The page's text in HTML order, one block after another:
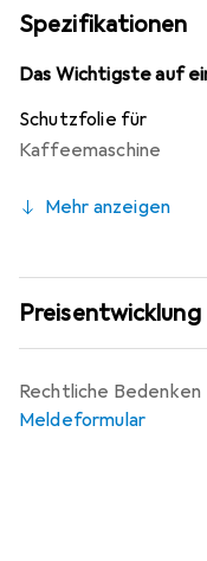
Auftragen
jederzeit
Deutschland,
optimale
Spezifikationen
Das Wichtigste auf
Schutzfolie für
Kaffeemaschine
Mehr anzeigen
Preisentwicklung
Rechtliche Bedenken
Meldeformular